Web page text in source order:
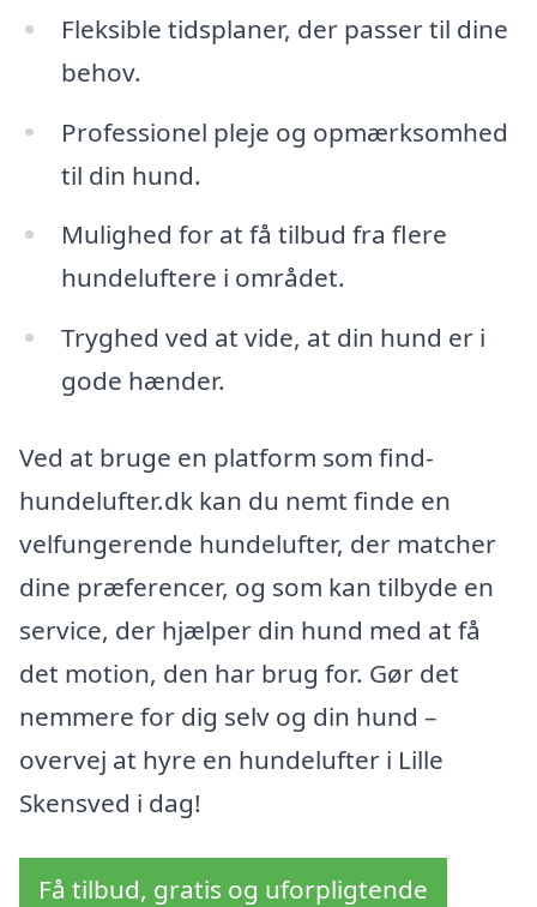
Fleksible tidsplaner, der passer til dine
behov.
Professionel pleje og opmærksomhed
til din hund.
Mulighed for at få tilbud fra flere
hundeluftere i området.
Tryghed ved at vide, at din hund er i
gode hænder.
Ved at bruge en platform som find-
hundelufter.dk kan du nemt finde en
velfungerende hundelufter, der matcher
dine præferencer, og som kan tilbyde en
service, der hjælper din hund med at få
det motion, den har brug for. Gør det
nemmere for dig selv og din hund –
overvej at hyre en hundelufter i Lille
Skensved i dag!
Få tilbud, gratis og uforpligtende